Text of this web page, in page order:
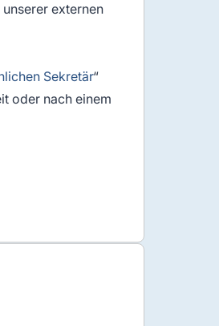
externen
Sekretär“
oder nach einem